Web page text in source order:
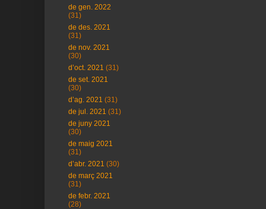
de gen. 2022
(31)
de des. 2021
(31)
de nov. 2021
(30)
d’oct. 2021 (31)
de set. 2021
(30)
d’ag. 2021 (31)
de jul. 2021 (31)
de juny 2021
(30)
de maig 2021
(31)
d’abr. 2021 (30)
de març 2021
(31)
de febr. 2021
(28)